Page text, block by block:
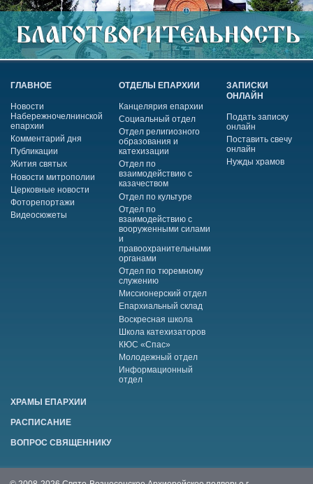
ГЛАВНОЕ
Новости
Набережночелнинской
епархии
Комментарий дня
Публикации
Жития святых
Новости митрополии
Церковные новости
Фоторепортажи
Видеосюжеты
ОТДЕЛЫ ЕПАРХИИ
Канцелярия епархии
Социальный отдел
Отдел религиозного
образования и
катехизации
Отдел по
взаимодействию с
казачеством
Отдел по культуре
Отдел по
взаимодействию с
вооруженными силами
и
правоохранительными
органами
Отдел по тюремному
служению
Миссионерский отдел
Епархиальный склад
Воскресная школа
Школа катехизаторов
КЮС «Спас»
Молодежный отдел
Информационный
отдел
ЗАПИСКИ
ОНЛАЙН
Подать записку
онлайн
Поставить свечу
онлайн
Нужды храмов
ХРАМЫ ЕПАРХИИ
РАСПИСАНИЕ
ВОПРОС СВЯЩЕННИКУ